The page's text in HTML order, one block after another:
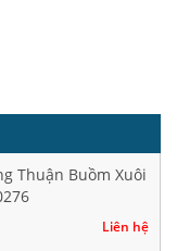
Thuận Buồm Xuôi
Liên hệ